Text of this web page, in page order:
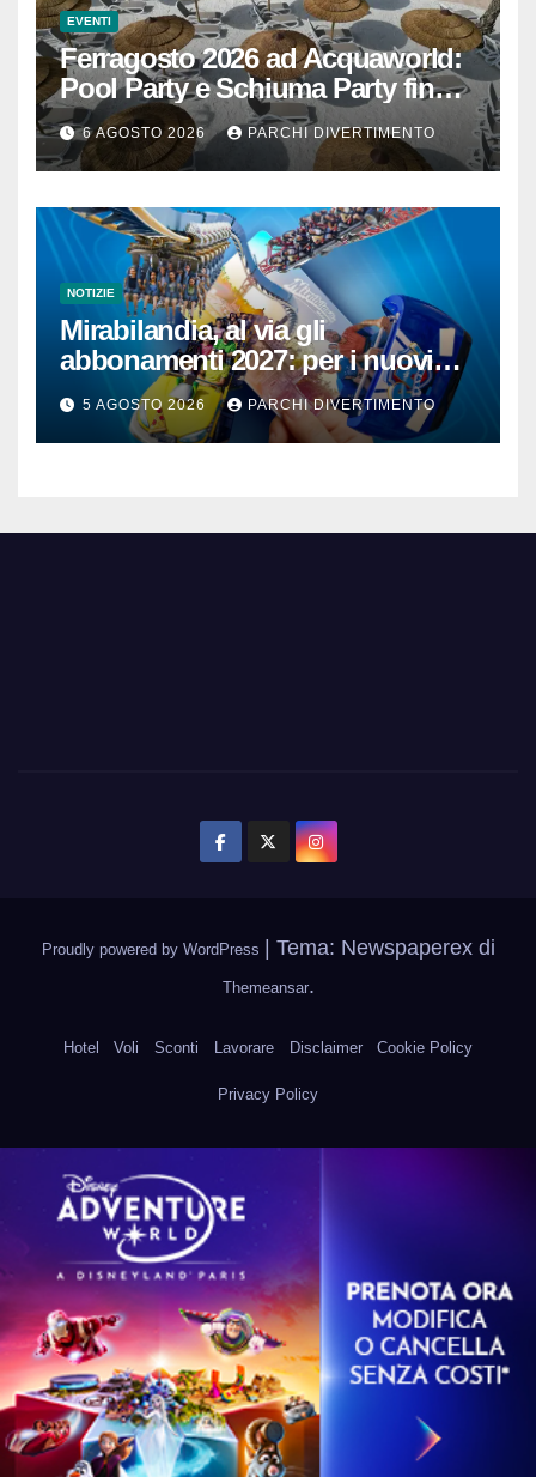
EVENTI
Ferragosto 2026 ad Acquaworld:
Pool Party e Schiuma Party fino a
mezzanotte
6 AGOSTO 2026 PARCHI DIVERTIMENTO
NOTIZIE
Mirabilandia, al via gli
abbonamenti 2027: per i nuovi
iscritti il 2026 è in omaggio
5 AGOSTO 2026 PARCHI DIVERTIMENTO
Proudly powered by WordPress Tema: Newspaperex di
Themeansar.
Hotel Voli Sconti Lavorare Disclaimer Cookie Policy
Privacy Policy